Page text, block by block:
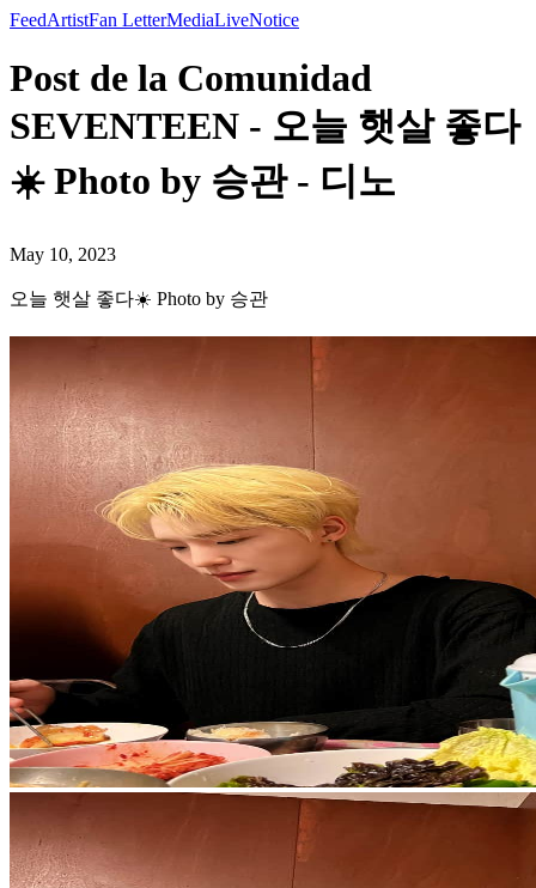
FeedArtistFan LetterMediaLiveNotice
Post de la Comunidad
SEVENTEEN - 오늘 햇살 좋다
☀️ Photo by 승관 - 디노
May 10, 2023
오늘 햇살 좋다☀️ Photo by 승관